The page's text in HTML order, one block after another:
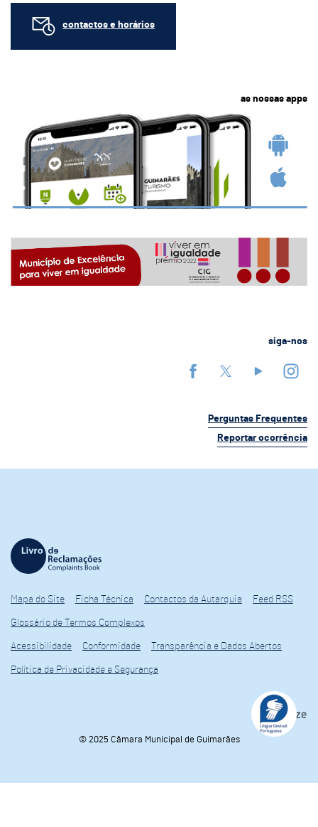
contactos e horários
as nossas apps
siga-nos
Perguntas Frequentes
Reportar ocorrência
Mapa do Site Ficha Técnica Contactos da Autarquia Feed RSS
Glossário de Termos Complexos
Acessibilidade Conformidade Transparência e Dados Abertos
Política de Privacidade e Segurança
© 2025 Câmara Municipal de Guimarães